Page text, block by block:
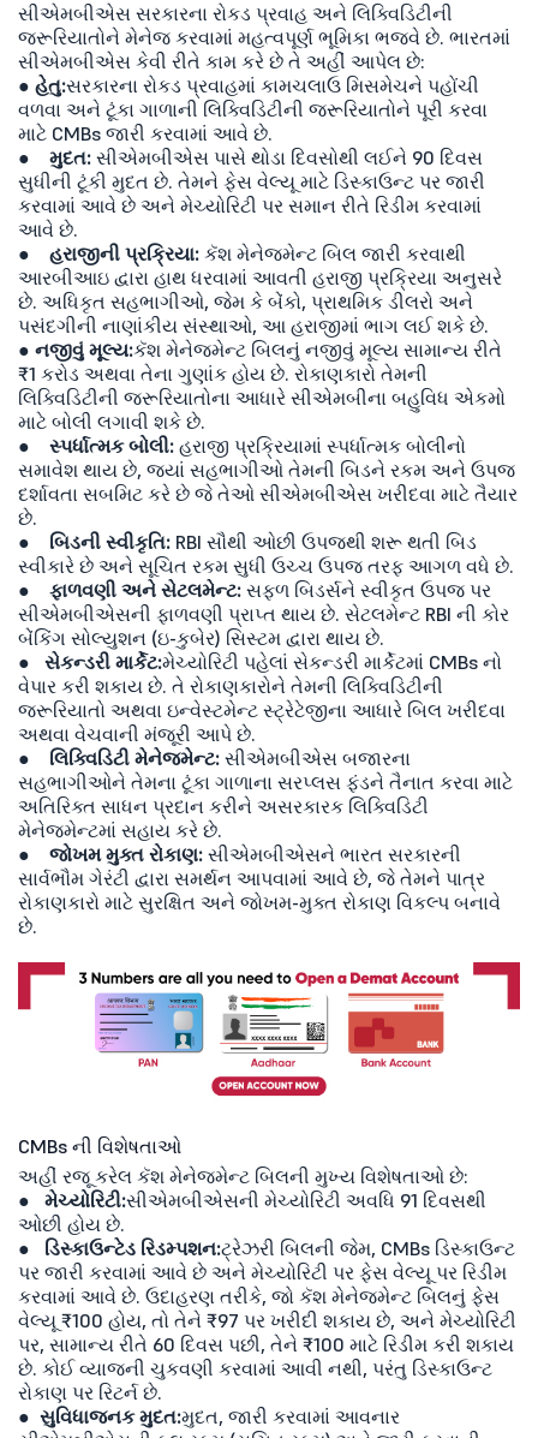
સીએમબીએસ સરકારના રોકડ પ્રવાહ અને લિક્વિડિટીની
જરૂરિયાતોને મેનેજ કરવામાં મહત્વપૂર્ણ ભૂમિકા ભજવે છે. ભારતમાં
સીએમબીએસ કેવી રીતે કામ કરે છે તે અહીં આપેલ છે:
● હેતુ:સરકારના રોકડ પ્રવાહમાં કામચલાઉ મિસમેચને પહોંચી
વળવા અને ટૂંકા ગાળાની લિક્વિડિટીની જરૂરિયાતોને પૂરી કરવા
માટે CMBs જારી કરવામાં આવે છે.
● મુદત: સીએમબીએસ પાસે થોડા દિવસોથી લઈને 90 દિવસ
સુધીની ટૂંકી મુદત છે. તેમને ફેસ વેલ્યૂ માટે ડિસ્કાઉન્ટ પર જારી
કરવામાં આવે છે અને મેચ્યોરિટી પર સમાન રીતે રિડીમ કરવામાં
આવે છે.
● હરાજીની પ્રક્રિયા: કૅશ મેનેજમેન્ટ બિલ જારી કરવાથી
આરબીઆઇ દ્વારા હાથ ધરવામાં આવતી હરાજી પ્રક્રિયા અનુસરે
છે. અધિકૃત સહભાગીઓ, જેમ કે બેંકો, પ્રાથમિક ડીલરો અને
પસંદગીની નાણાંકીય સંસ્થાઓ, આ હરાજીમાં ભાગ લઈ શકે છે.
● નજીવું મૂલ્ય:કૅશ મેનેજમેન્ટ બિલનું નજીવું મૂલ્ય સામાન્ય રીતે
₹1 કરોડ અથવા તેના ગુણાંક હોય છે. રોકાણકારો તેમની
લિક્વિડિટીની જરૂરિયાતોના આધારે સીએમબીના બહુવિધ એકમો
માટે બોલી લગાવી શકે છે.
● સ્પર્ધાત્મક બોલી: હરાજી પ્રક્રિયામાં સ્પર્ધાત્મક બોલીનો
સમાવેશ થાય છે, જ્યાં સહભાગીઓ તેમની બિડને રકમ અને ઉપજ
દર્શાવતા સબમિટ કરે છે જે તેઓ સીએમબીએસ ખરીદવા માટે તૈયાર
છે.
● બિડની સ્વીકૃતિ: RBI સૌથી ઓછી ઉપજથી શરૂ થતી બિડ
સ્વીકારે છે અને સૂચિત રકમ સુધી ઉચ્ચ ઉપજ તરફ આગળ વધે છે.
● ફાળવણી અને સેટલમેન્ટ: સફળ બિડર્સને સ્વીકૃત ઉપજ પર
સીએમબીએસની ફાળવણી પ્રાપ્ત થાય છે. સેટલમેન્ટ RBI ની કોર
બેંકિંગ સોલ્યુશન (ઇ-કુબેર) સિસ્ટમ દ્વારા થાય છે.
● સેકન્ડરી માર્કેટ:મેચ્યોરિટી પહેલાં સેકન્ડરી માર્કેટમાં CMBs નો
વેપાર કરી શકાય છે. તે રોકાણકારોને તેમની લિક્વિડિટીની
જરૂરિયાતો અથવા ઇન્વેસ્ટમેન્ટ સ્ટ્રેટેજીના આધારે બિલ ખરીદવા
અથવા વેચવાની મંજૂરી આપે છે.
● લિક્વિડિટી મેનેજમેન્ટ: સીએમબીએસ બજારના
સહભાગીઓને તેમના ટૂંકા ગાળાના સરપ્લસ ફંડને તૈનાત કરવા માટે
અતિરિક્ત સાધન પ્રદાન કરીને અસરકારક લિક્વિડિટી
મેનેજમેન્ટમાં સહાય કરે છે.
● જોખમ મુક્ત રોકાણ: સીએમબીએસને ભારત સરકારની
સાર્વભૌમ ગેરંટી દ્વારા સમર્થન આપવામાં આવે છે, જે તેમને પાત્ર
રોકાણકારો માટે સુરક્ષિત અને જોખમ-મુક્ત રોકાણ વિકલ્પ બનાવે
છે.
CMBs ની વિશેષતાઓ
અહીં રજૂ કરેલ કૅશ મેનેજમેન્ટ બિલની મુખ્ય વિશેષતાઓ છે:
● મેચ્યોરિટી:સીએમબીએસની મેચ્યોરિટી અવધિ 91 દિવસથી
ઓછી હોય છે.
● ડિસ્કાઉન્ટેડ રિડમ્પશન:ટ્રેઝરી બિલની જેમ, CMBs ડિસ્કાઉન્ટ
પર જારી કરવામાં આવે છે અને મેચ્યોરિટી પર ફેસ વેલ્યૂ પર રિડીમ
કરવામાં આવે છે. ઉદાહરણ તરીકે, જો કૅશ મેનેજમેન્ટ બિલનું ફેસ
વેલ્યૂ ₹100 હોય, તો તેને ₹97 પર ખરીદી શકાય છે, અને મેચ્યોરિટી
પર, સામાન્ય રીતે 60 દિવસ પછી, તેને ₹100 માટે રિડીમ કરી શકાય
છે. કોઈ વ્યાજની ચુકવણી કરવામાં આવી નથી, પરંતુ ડિસ્કાઉન્ટ
રોકાણ પર રિટર્ન છે.
● સુવિધાજનક મુદત:મુદત, જારી કરવામાં આવનાર